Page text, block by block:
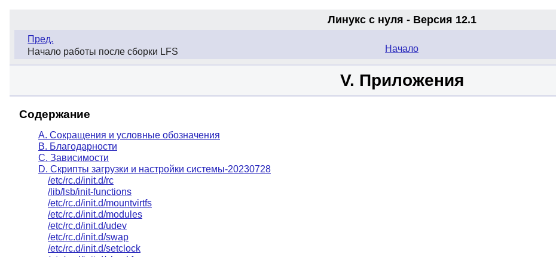
Линукс с нуля - Версия 12.1
Пред.
Начало работы после сборки LFS
Начало
V. Приложения
Содержание
A. Сокращения и условные обозначения
B. Благодарности
C. Зависимости
D. Скрипты загрузки и настройки системы-20230728
/etc/rc.d/init.d/rc
/lib/lsb/init-functions
/etc/rc.d/init.d/mountvirtfs
/etc/rc.d/init.d/modules
/etc/rc.d/init.d/udev
/etc/rc.d/init.d/swap
/etc/rc.d/init.d/setclock